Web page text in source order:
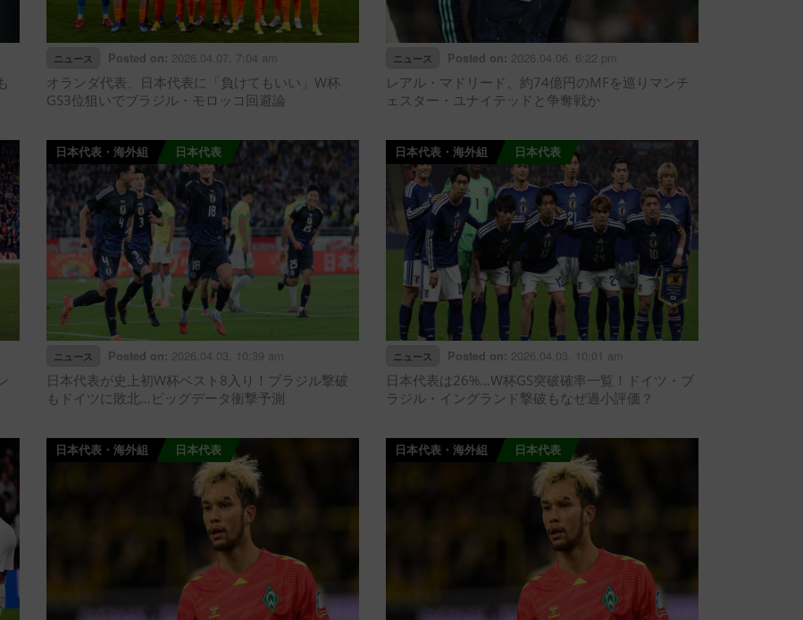
ニュース Posted on: 2026.04.07. 7:04 am
オランダ代表、日本代表に「負けてもいい」W杯
GS3位狙いでブラジル・モロッコ回避論
ニュース Posted on: 2026.04.06. 6:22 pm
レアル・マドリード、約74億円のMFを巡りマンチ
ェスター・ユナイテッドと争奪戦か
日本代表・海外組 日本代表
ニュース Posted on: 2026.04.03. 10:39 am
日本代表が史上初W杯ベスト8入り！ブラジル撃破
もドイツに敗北…ビッグデータ衝撃予測
日本代表・海外組 日本代表
ニュース Posted on: 2026.04.03. 10:01 am
日本代表は26%…W杯GS突破確率一覧！ドイツ・ブ
ラジル・イングランド撃破もなぜ過小評価？
日本代表・海外組 日本代表 日本代表・海外組 日本代表